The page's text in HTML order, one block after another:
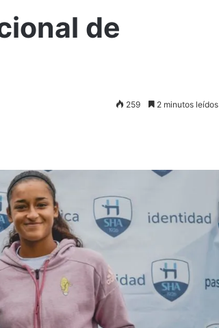
de
259 2 minutos leídos